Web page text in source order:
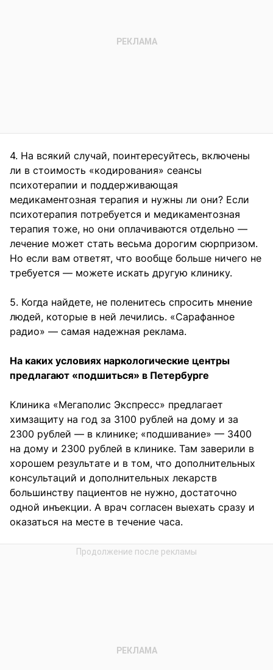
4. На всякий случай, поинтересуйтесь, включены
ли в стоимость «кодирования» сеансы
психотерапии и поддерживающая
медикаментозная терапия и нужны ли они? Если
психотерапия потребуется и медикаментозная
терапия тоже, но они оплачиваются отдельно —
лечение может стать весьма дорогим сюрпризом.
Но если вам ответят, что вообще больше ничего не
требуется — можете искать другую клинику.
5. Когда найдете, не поленитесь спросить мнение
людей, которые в ней лечились. «Сарафанное
радио» — самая надежная реклама.
На каких условиях наркологические центры
предлагают «подшиться» в Петербурге
Клиника «Мегаполис Экспресс» предлагает
химзащиту на год за 3100 рублей на дому и за
2300 рублей — в клинике; «подшивание» — 3400
на дому и 2300 рублей в клинике. Там заверили в
хорошем результате и в том, что дополнительных
консультаций и дополнительных лекарств
большинству пациентов не нужно, достаточно
одной инъекции. А врач согласен выехать сразу и
оказаться на месте в течение часа.